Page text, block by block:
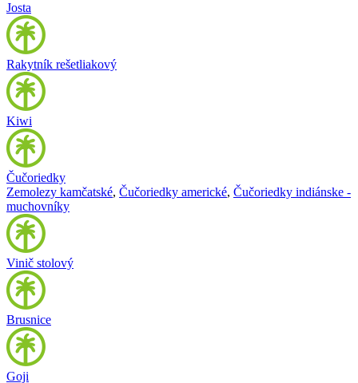
Josta
Rakytník rešetliakový
Kiwi
Čučoriedky
Zemolezy kamčatské, Čučoriedky americké, Čučoriedky indiánske -
muchovníky
Vinič stolový
Brusnice
Goji